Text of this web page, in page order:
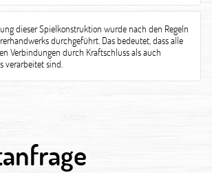
dieser Spielkonstruktion wurde nach den Regeln
durchgeführt. Das bedeutet, dass alle
Verbindungen durch Kraftschluss als auch
verarbeitet sind.